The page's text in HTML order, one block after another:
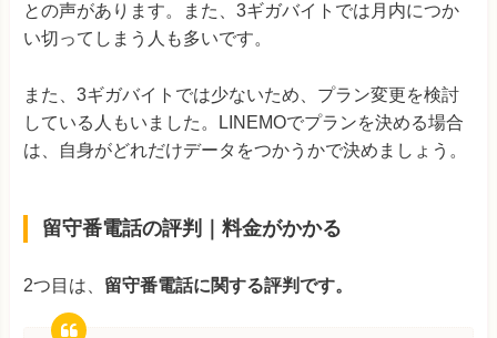
との声があります。また、3ギガバイトでは月内につか
い切ってしまう人も多いです。
また、3ギガバイトでは少ないため、プラン変更を検討
している人もいました。LINEMOでプランを決める場合
は、自身がどれだけデータをつかうかで決めましょう。
留守番電話の評判｜料金がかかる
2つ目は、 留守番電話に関する評判です。